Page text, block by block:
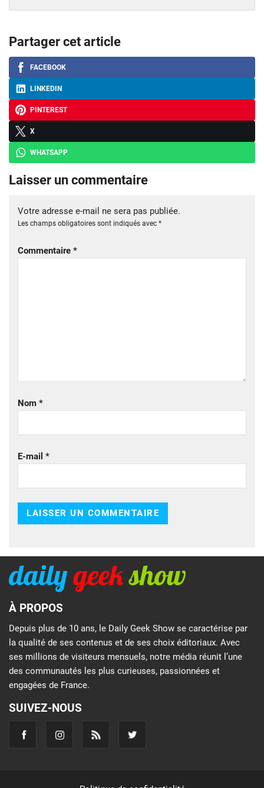
Partager cet article
FACEBOOK
LINKEDIN
PINTEREST
X
WHATSAPP
Laisser un commentaire
Votre adresse e-mail ne sera pas publiée.
Les champs obligatoires sont indiqués avec *
Commentaire *
Nom *
E-mail *
À PROPOS
Depuis plus de 10 ans, le Daily Geek Show se caractérise par
la qualité de ses contenus et de ses choix éditoriaux. Avec
ses millions de visiteurs mensuels, notre média réunit l’une
des communautés les plus curieuses, passionnées et
engagées de France.
SUIVEZ-NOUS